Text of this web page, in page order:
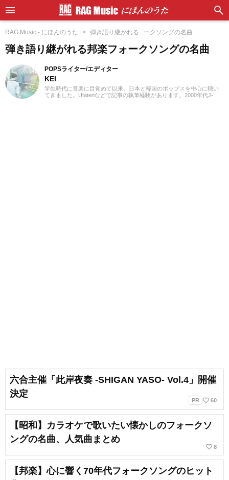
RAG Music - にほんのうた 弾き語り継がれる...ークソングの名曲
弾き語り継がれる邦楽フォークソングの名曲
POPSライター/エディター
KEI
学生時代に音楽に目覚めて以来、日本と韓国のポップスを中心に聴い
てきました。Utatenなどで記事の執筆経験があります。2000年代J-
六合主催「此岸夜奏 -SHIGAN YASO- Vol.4」開催
決定
PR favorite_border 60
【昭和】カラオケで歌いたい懐かしのフォークソ
ングの名曲、人気曲まとめ
favorite_border 8
【邦楽】心に響く70年代フォークソングのヒット